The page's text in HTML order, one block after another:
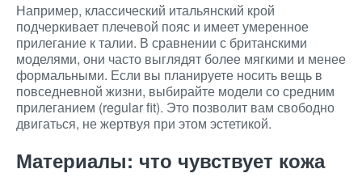
Например, классический итальянский крой
подчеркивает плечевой пояс и имеет умеренное
прилегание к талии. В сравнении с британскими
моделями, они часто выглядят более мягкими и менее
формальными. Если вы планируете носить вещь в
повседневной жизни, выбирайте модели со средним
прилеганием (regular fit). Это позволит вам свободно
двигаться, не жертвуя при этом эстетикой.
Материалы: что чувствует кожа